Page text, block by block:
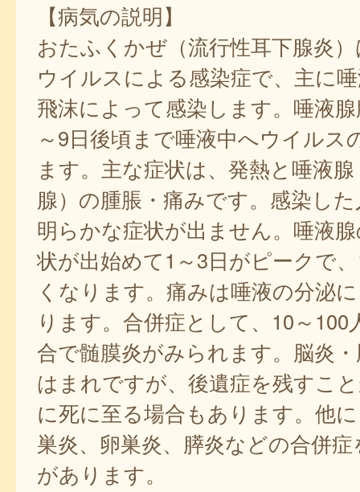
【病気の説明】
おたふくかぜ（流行性耳下腺炎
ウイルスによる感染症で、主に
飛沫によって感染します。唾液
～9日後頃まで唾液中へウイルス
ます。主な症状は、発熱と唾液
腺）の腫脹・痛みです。感染し
明らかな症状が出ません。唾液
状が出始めて1～3日がピークで
くなります。痛みは唾液の分泌
ります。合併症として、10～100
合で髄膜炎がみられます。脳炎
はまれですが、後遺症を残すこ
に死に至る場合もあります。他
巣炎、卵巣炎、膵炎などの合併
があります。